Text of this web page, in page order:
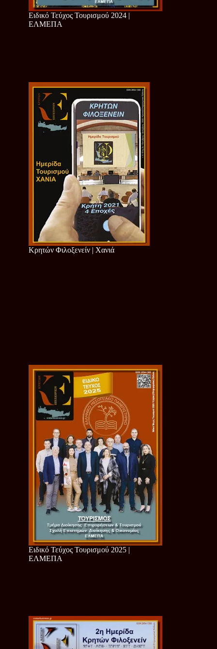
Ειδικό Τεύχος Τουρισμού 2024 |
ΕΛΜΕΠΑ
Κρητών Φιλοξενείν | Χανιά
Ειδικό Τεύχος Τουρισμού 2025 |
ΕΛΜΕΠΑ